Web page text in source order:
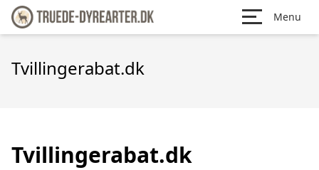
Menu
Tvillingerabat.dk
Tvillingerabat.dk